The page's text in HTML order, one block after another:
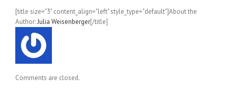
[title size="3" content_align="left" style_type="default"]About the
Author:Julia Weisenberger[/title]
Comments are closed.